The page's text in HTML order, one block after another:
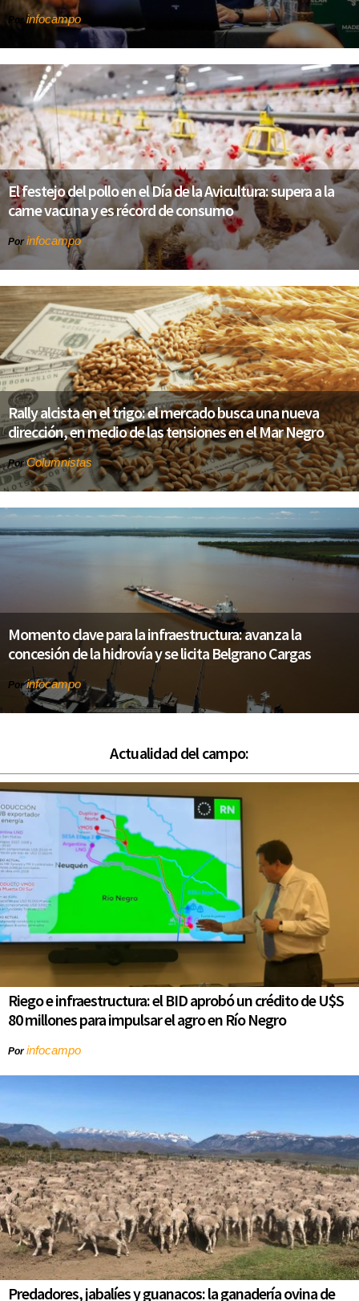
Porinfocampo
El festejo del pollo en el Día de la Avicultura: supera a la
carne vacuna y es récord de consumo
Por infocampo
Rally alcista en el trigo: el mercado busca una nueva
dirección, en medio de las tensiones en el Mar Negro
PorColumnistas
Momento clave para la infraestructura: avanza la
concesión de la hidrovía y se licita Belgrano Cargas
Porinfocampo
Actualidad del campo:
Riego e infraestructura: el BID aprobó un crédito de U$S
80 millones para impulsar el agro en Río Negro
Porinfocampo
Predadores, jabalíes y guanacos: la ganadería ovina de